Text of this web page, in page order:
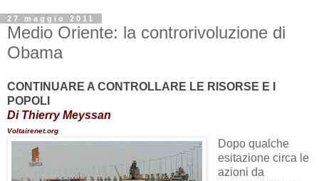
27 maggio 2011
Medio Oriente: la controrivoluzione di
Obama
CONTINUARE A CONTROLLARE LE RISORSE E I
POPOLI
Di Thierry Meyssan
Voltairenet.org
Dopo qualche
esitazione circa le
azioni da